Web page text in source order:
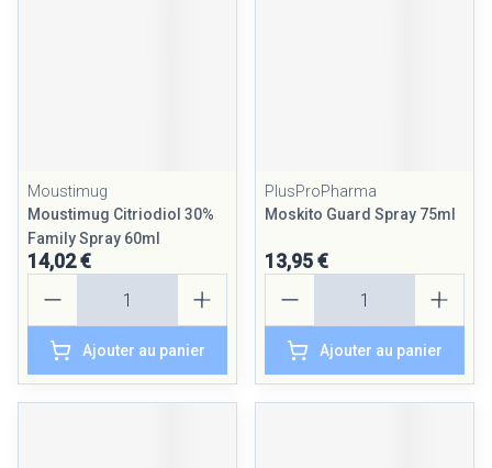
Moustimug
Moustimug Citriodiol 30%
Family Spray 60ml
14,02 €
Ajouter au panier
PlusProPharma
Moskito Guard Spray 75ml
13,95 €
Ajouter au panier